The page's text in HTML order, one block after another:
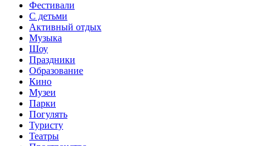
Фестивали
С детьми
Активный отдых
Музыка
Шоу
Праздники
Образование
Кино
Музеи
Парки
Погулять
Туристу
Театры